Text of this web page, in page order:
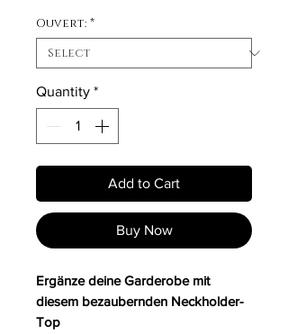
Ouvert: *
Quantity *
Add to Cart
Buy Now
Ergänze deine Garderobe mit
diesem bezaubernden Neckholder-
Top